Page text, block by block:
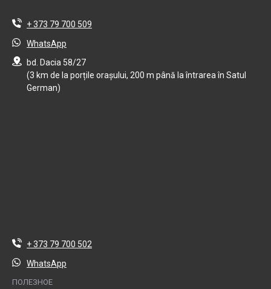
+ 373 79 700 509
WhatsApp
bd. Dacia 58/27
(3 km de la porțile orașului, 200 m până la întrarea în Satul
German)
+ 373 79 700 502
WhatsApp
ПОЛЕЗНОЕ